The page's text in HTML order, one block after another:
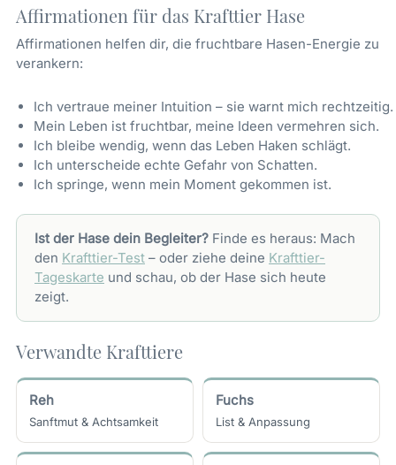
Affirmationen für das Krafttier Hase
Affirmationen helfen dir, die fruchtbare Hasen-Energie zu
verankern:
Ich vertraue meiner Intuition – sie warnt mich rechtzeitig.
Mein Leben ist fruchtbar, meine Ideen vermehren sich.
Ich bleibe wendig, wenn das Leben Haken schlägt.
Ich unterscheide echte Gefahr von Schatten.
Ich springe, wenn mein Moment gekommen ist.
Ist der Hase dein Begleiter? Finde es heraus: Mach
den Krafttier-Test – oder ziehe deine Krafttier-
Tageskarte und schau, ob der Hase sich heute
zeigt.
Verwandte Krafttiere
Reh
Sanftmut & Achtsamkeit
Fuchs
List & Anpassung